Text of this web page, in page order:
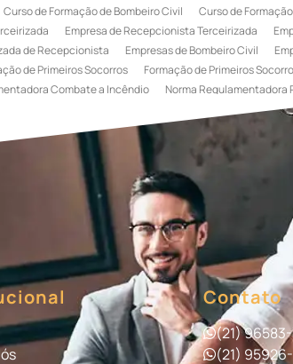
Curso de Formação de Bombeiro Civil Curso de
Empresa de Recepcionista Terceirizada
de Recepcionista Empresas de Bombeiro Civil
de Primeiros Socorros Formação de Primeiros
Combate a Incêndio Norma
Serviço de
de Bombeiro Civil Terceirização de Bombeiro
Terceirização de Serviços de Recepcionistas
de Incêndio Treinamento de Brigada de Incêndio Valor
Treinamento de Prevenção e Combate a Incêndio
Socorros para Empresas
Contato
(21)
(21)